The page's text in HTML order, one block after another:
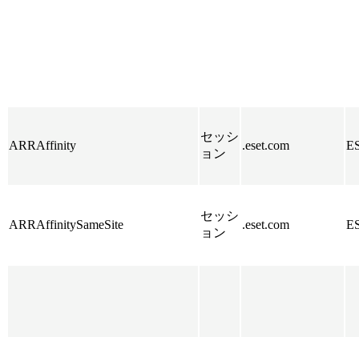
ARRAffinity
セッシ
ョン
.eset.com
ARRAffinitySameSite
セッシ
ョン
.eset.com